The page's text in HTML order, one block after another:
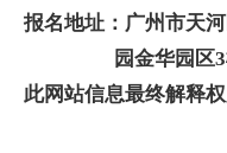
报名地址：广州市天
园金华园区
此网站信息最终解释